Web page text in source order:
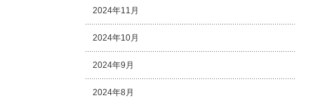
2024年11月
2024年10月
2024年9月
2024年8月